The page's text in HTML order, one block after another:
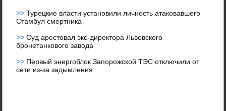
>>Турецкие власти установили личность атаковавшего
Стамбул смертника
>>Суд арестовал экс-директора Львовского
бронетанкового завода
>> Первый энергоблок Запорожской ТЭС отключили от
сети из-за задымления